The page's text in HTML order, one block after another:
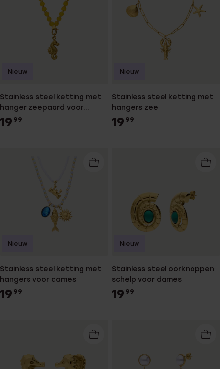
Stainless steel ketting met
hanger zeepaard voor
dames
19 99
Nieuw
Stainless steel ketting met
hangers zee
19 99
Nieuw
Stainless steel ketting met
hangers voor dames
19 99
Nieuw
Stainless steel oorknoppen
schelp voor dames
19 99
Nieuw